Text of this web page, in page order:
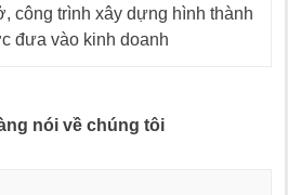
công trình xây dựng hình thành
đưa vào kinh doanh
nói về chúng tôi